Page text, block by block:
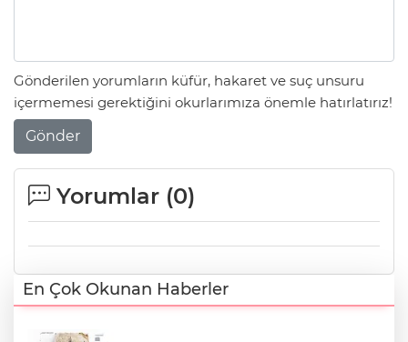
Gönderilen yorumların küfür, hakaret ve suç unsuru
içermemesi gerektiğini okurlarımıza önemle hatırlatırız!
Gönder
Yorumlar (0)
En Çok Okunan Haberler